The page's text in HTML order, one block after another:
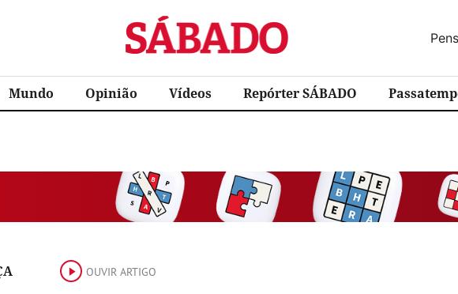
Sábado
Mundo Opinião Vídeos Repórter SÁBADO
OUVIR ARTIGO